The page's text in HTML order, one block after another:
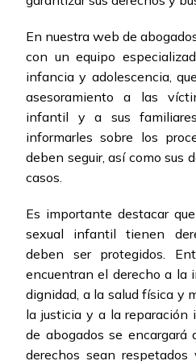
En nuestra web de
con un equipo
infancia y adolescencia,
asesoramiento a las
infantil y a sus
informarles sobre los
deben seguir, así como sus
casos.
Es importante destacar
sexual infantil tienen
deben ser protegidos.
encuentran el derecho a la
dignidad, a la salud física y
la justicia y a la reparación
de abogados se encargará
derechos sean